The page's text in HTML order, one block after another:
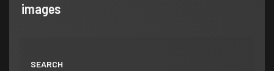
images
SEARCH